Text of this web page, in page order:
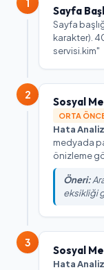
Sayfa
Sayfa
karakter).
servisi.kim"
2
Sosyal
ORTA
Hata
medyada
önizleme
Öneri:
eksikliği
3
Sosyal
Hata